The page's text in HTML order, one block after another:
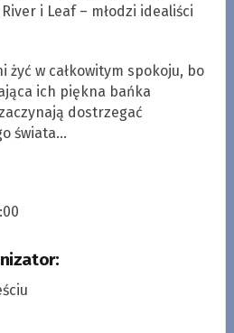
i Leaf – młodzi idealiści
żyć w całkowitym spokoju, bo
ich piękna bańka
dostrzegać
świata…